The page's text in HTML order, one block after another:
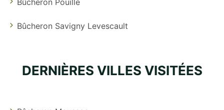
Bûcheron Savigny Levescault
DERNIÈRES VILLES VISITÉES